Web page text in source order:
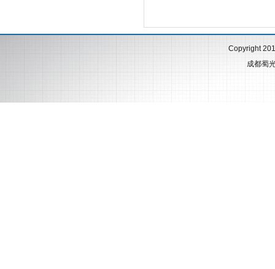
Copyright
成都蜀